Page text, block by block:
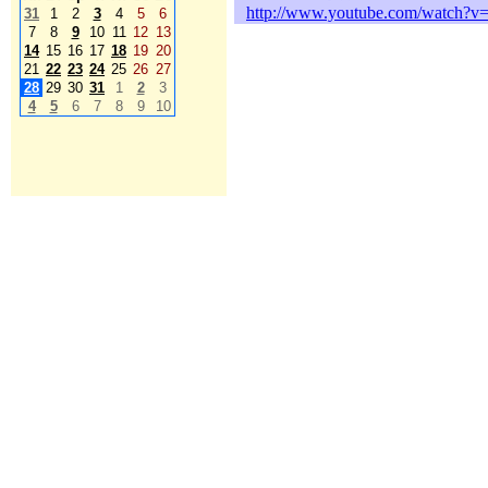
31
1 2 3 4 5
6
7
8 9 10 11 12 13
14 15 16 17 18 19 20
21 22 23 24 25 26 27
28 29 30 31 1 2
3
4
5 6 7 8 9 10
http://www.youtube.com/